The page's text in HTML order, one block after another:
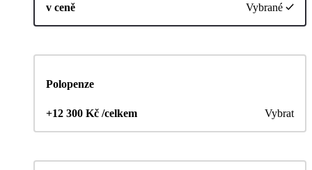
v ceně Vybrané
Polopenze
+12 300 Kč /celkem Vybrat